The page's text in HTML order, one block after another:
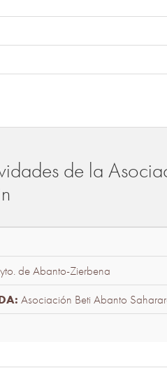
de la
de Abanto-Zierbena
Asociación Beti Abanto